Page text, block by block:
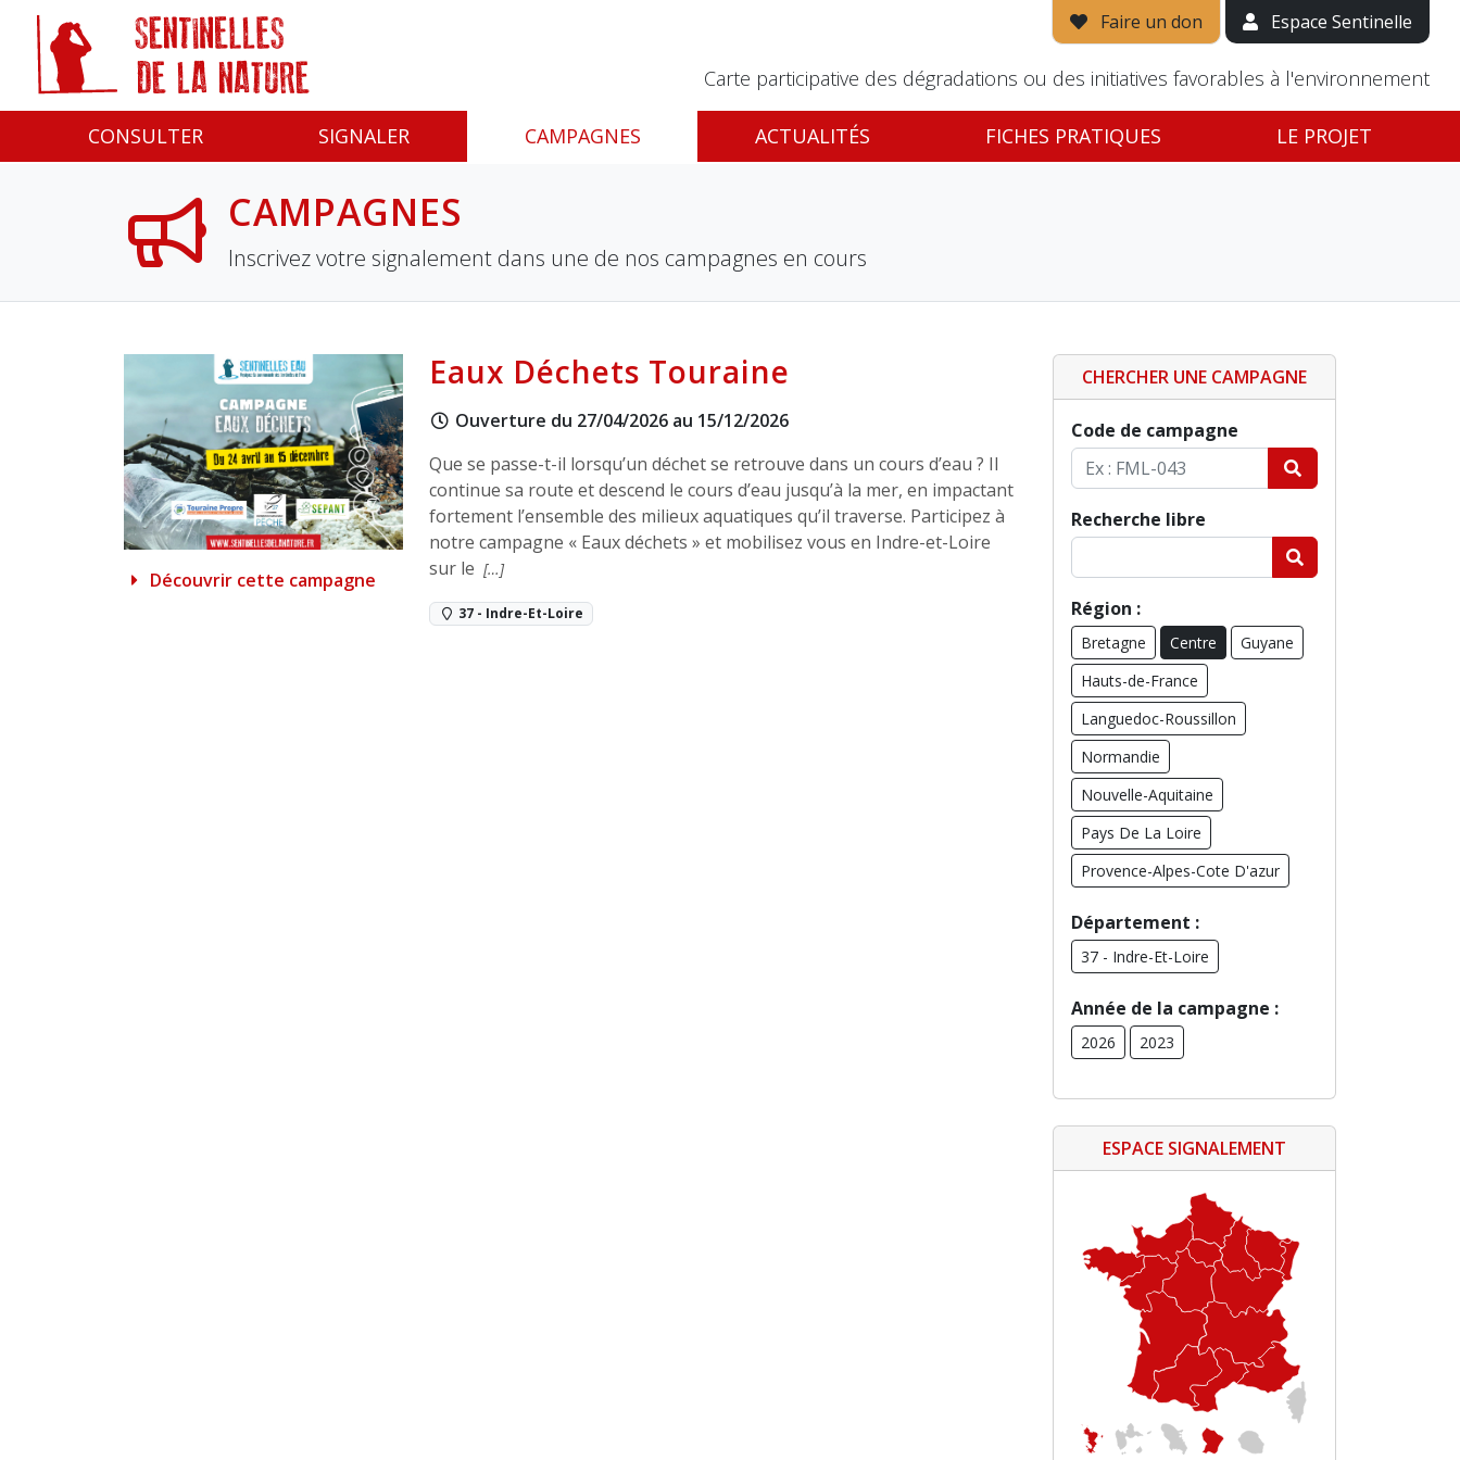
Faire un don Espace Sentinelle
Carte participative des dégradations ou des initiatives favorables à l'environnement
CONSULTER SIGNALER CAMPAGNES ACTUALITÉS FICHES PRATIQUES LE PROJET
CAMPAGNES
Inscrivez votre signalement dans une de nos campagnes en cours
Découvrir cette campagne
Eaux Déchets Touraine
Ouverture du 27/04/2026 au 15/12/2026
Que se passe-t-il lorsqu’un déchet se retrouve dans un cours d’eau ? Il
continue sa route et descend le cours d’eau jusqu’à la mer, en impactant
fortement l’ensemble des milieux aquatiques qu’il traverse. Participez à
notre campagne « Eaux déchets » et mobilisez vous en Indre-et-Loire
sur le […]
37 - Indre-Et-Loire
CHERCHER UNE CAMPAGNE
Code de campagne
Recherche libre
Région :
Bretagne Centre
Guyane
Hauts-de-France
Languedoc-Roussillon
Normandie
Nouvelle-Aquitaine
Pays De La Loire
Provence-Alpes-Cote D'azur
Département :
37 - Indre-Et-Loire
Année de la campagne :
2026 2023
ESPACE SIGNALEMENT
Panneau de gestion des cookies